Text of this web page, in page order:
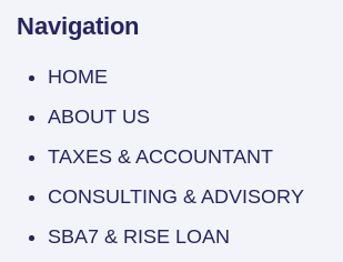
Navigation
HOME
ABOUT US
TAXES & ACCOUNTANT
CONSULTING & ADVISORY
SBA7 & RISE LOAN